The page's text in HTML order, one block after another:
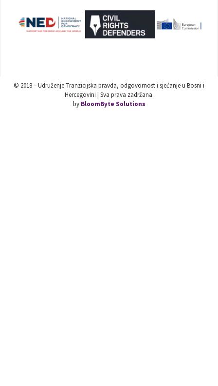
© 2018 – Udruženje Tranzicijska pravda, odgovornost i sjećanje u Bosni i
Hercegovini | Sva prava zadržana.
by BloomByte Solutions